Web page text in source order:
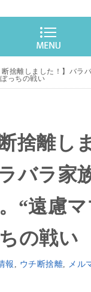
断捨離しました！】バラ
っちの戦い
捨離し
バラ家
“遠慮
の戦い
報, ウチ断捨離, メル